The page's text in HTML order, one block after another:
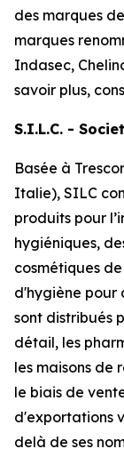
des marques
marques
Indasec,
savoir plus,
S.I.L.C. -
Basée à
Italie), SILC
produits pour
hygiéniques,
cosmétiques
d'hygiène pour
sont distribués
détail, les
les maisons de
le biais de
d'exportations
delà de ses